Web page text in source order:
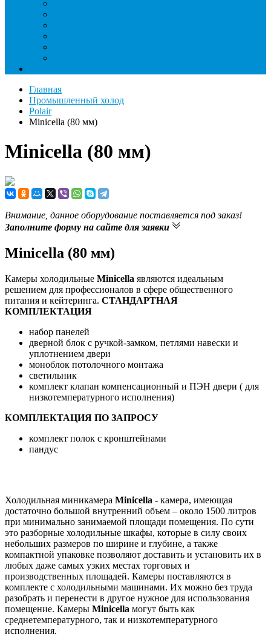
Главная
Промышленный холод
Polair
Minicella (80 мм)
Minicella (80 мм)
Внимание, данное оборудование поставляется под заказ!
Заполните форму на сайте для заявки
Minicella (80 мм)
Камеры холодильные Minicella являются идеальным
решением для профессионалов в сфере общественного
питания и кейтеринга. СТАНДАРТНАЯ
КОМПЛЕКТАЦИЯ
набор панелей
дверной блок с ручкой-замком, петлями навески и
уплотнением двери
моноблок потолочного монтажа
светильник
комплект клапан компенсационный и ПЭН двери ( для
низкотемпературного исполнения)
КОМПЛЕКТАЦИЯ ПО ЗАПРОСУ
комплект полок с кронштейнами
пандус
Холодильная миникамера Minicella - камера, имеющая
достаточно большой внутренний объем – около 1500 литров
при минимально занимаемой площади помещения. По сути
это разборные холодильные шкафы, которые в силу своих
небольших размеров по ширине и глубине, а также
компактной упаковке позволяют доставить и установить их в
любых даже самых узких местах торговых и
производственных площадей. Камеры поставляются в
комплекте с холодильными машинами. Их можно без труда
разобрать и перенести в другое нужное для использования
помещение. Камеры Minicella могут быть как
среднетемпературного, так и низкотемпературного
исполнения.